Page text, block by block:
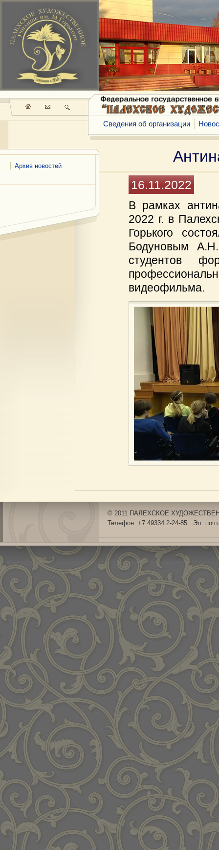
Архив новостей
Сведения об организации
16.11.2022
В рамках
2022 г. в
Горького
Бодуновым
студентов
видеофильма.
© 2011 ПАЛЕХСКОЕ
Телефон: +7 49334 2-24-85 Эл.